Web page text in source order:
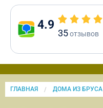
4.9
35отзывов
ГЛАВНАЯ ДОМА ИЗ БРУСА